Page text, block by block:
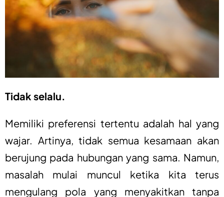
Tidak selalu.
Memiliki preferensi tertentu adalah hal yang
wajar. Artinya, tidak semua kesamaan akan
berujung pada hubungan yang sama. Namun,
masalah mulai muncul ketika kita terus
mengulang pola yang menyakitkan tanpa